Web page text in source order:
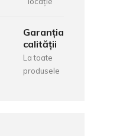
Garanția
calității
La toate
produsele